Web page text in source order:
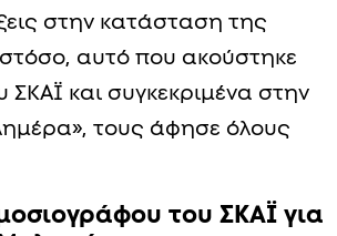
στην κατάσταση της
αυτό που ακούστηκε
ΣΚΑΪ και συγκεκριμένα στην
τους άφησε όλους
του ΣΚΑΪ για